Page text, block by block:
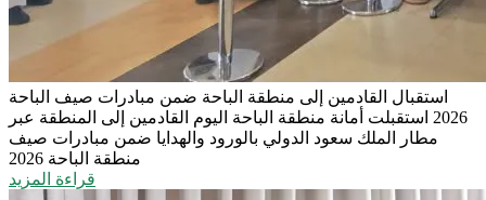
استقبال القادمين إلى منطقة الباحة ضمن مبادرات صيف الباحة
2026 استقبلت أمانة منطقة الباحة اليوم القادمين إلى المنطقة عبر
مطار الملك سعود الدولي بالورود والهدايا ضمن مبادرات صيف
منطقة الباحة 2026
قراءة المزيد